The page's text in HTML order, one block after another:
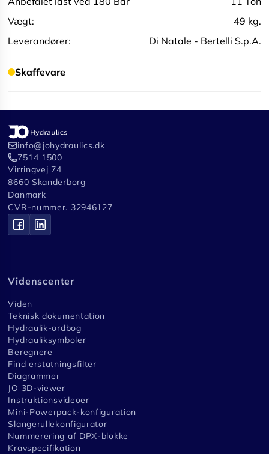
Vægt:
49 kg.
Leverandører:
Di Natale - Bertelli S.p.A.
Skaffevare
info@johydraulics.dk
7514 1500
Virringvej 74
8660 Skanderborg
Danmark
CVR-nummer. 32946127
Videnscenter
Viden
Teknisk dokumentation
Hydraulik-ordbog
Hydrauliksymboler
Beregnere
Find erstatningsfilter
Diagrammer
JO 3D-viewer
Instruktionsvideoer
Mini-Powerpack-konfiguration
Slangerullekonfigurator
Nummerering af DPX-blokke
Kravspecifikation